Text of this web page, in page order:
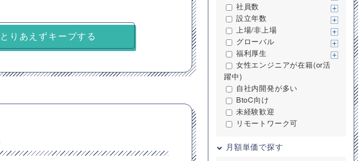
とりあえずキープする
社員数
設立年数
上場/非上場
グローバル
福利厚生
女性エンジニアが在籍(or活
躍中)
自社内開発が多い
BtoC向け
未経験歓迎
リモートワーク可
月額単価で探す